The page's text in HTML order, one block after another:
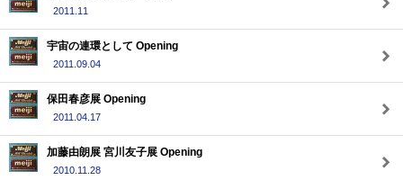
2011.11
宇宙の連環として Opening
2011.09.04
保田春彦展 Opening
2011.04.17
加藤由朗展 宮川友子展 Opening
2010.11.28